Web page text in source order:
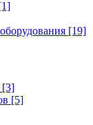
[19]
[3]
[5]